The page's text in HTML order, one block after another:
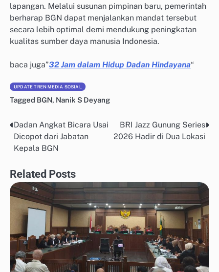
lapangan. Melalui susunan pimpinan baru, pemerintah
berharap BGN dapat menjalankan mandat tersebut
secara lebih optimal demi mendukung peningkatan
kualitas sumber daya manusia Indonesia.
baca juga”32 Jam dalam Hidup Dadan Hindayana“
UPDATE TREN MEDIA SOSIAL
Tagged BGN, Nanik S Deyang
Post
navigation
Dadan Angkat Bicara Usai
Dicopot dari Jabatan
Kepala BGN
BRI Jazz Gunung Series
2026 Hadir di Dua Lokasi
Related Posts